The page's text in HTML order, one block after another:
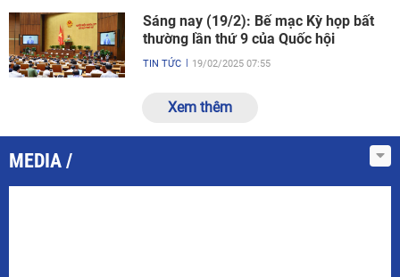
Sáng nay (19/2): Bế mạc Kỳ họp bất
thường lần thứ 9 của Quốc hội
TIN TỨC 19/02/2025 07:55
Xem thêm
MEDIA